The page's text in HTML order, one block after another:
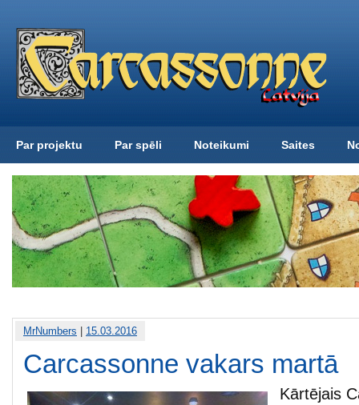
Par projektu Par spēli Noteikumi Saites
MrNumbers 15.03.2016
Carcassonne vakars martā
Kārtējais